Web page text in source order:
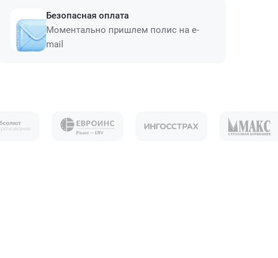
Безопасная оплата
Моментально пришлем полис на e-
mail